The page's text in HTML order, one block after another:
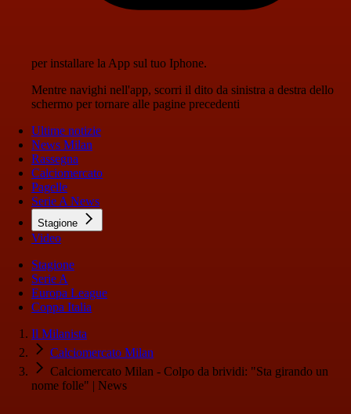
per installare la App sul tuo Iphone.
Mentre navighi nell'app, scorri il dito da sinistra a destra dello
schermo per tornare alle pagine precedenti
Ultime notizie
News Milan
Rassegna
Calciomercato
Pagelle
Serie A News
Stagione
Video
Stagione
Serie A
Europa League
Coppa Italia
Il Milanista
Calciomercato Milan
Calciomercato Milan - Colpo da brividi: "Sta girando un
nome folle" | News